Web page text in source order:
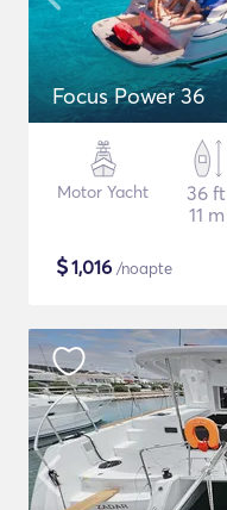
Focus Power 36
Motor Yacht
36 ft
11 m
$1,016 /noapte